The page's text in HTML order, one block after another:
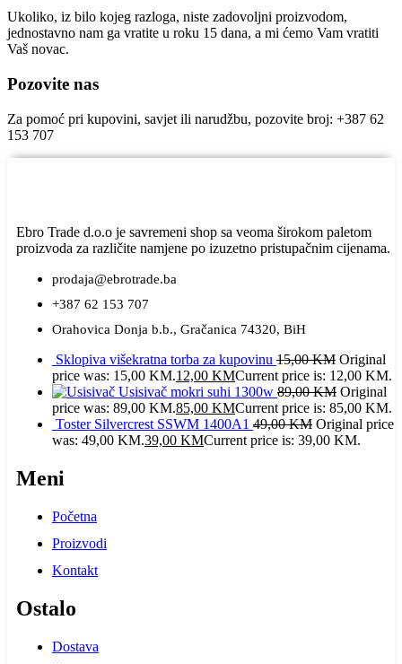
Ukoliko, iz bilo kojeg razloga, niste zadovoljni proizvodom,
jednostavno nam ga vratite u roku 15 dana, a mi ćemo Vam vratiti
Vaš novac.
Pozovite nas
Za pomoć pri kupovini, savjet ili narudžbu, pozovite broj: +387 62
153 707
Ebro Trade d.o.o je savremeni shop sa veoma širokom paletom
proizvoda za različite namjene po izuzetno pristupačnim cijenama.
prodaja@ebrotrade.ba
+387 62 153 707
Orahovica Donja b.b., Gračanica 74320, BiH
Sklopiva višekratna torba za kupovinu 15,00KM Original
price was: 15,00 KM.12,00 KMCurrent price is: 12,00 KM.
Usisivač mokri suhi 1300w 89,00KM Original
price was: 89,00 KM.85,00 KMCurrent price is: 85,00 KM.
Toster Silvercrest SSWM 1400A1 49,00KM Original price
was: 49,00 KM.39,00 KMCurrent price is: 39,00 KM.
Meni
Početna
Proizvodi
Kontakt
Ostalo
Dostava